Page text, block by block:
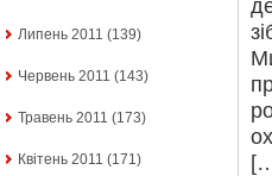
Липень 2011 (139)
Червень 2011 (143)
Травень 2011 (173)
Квітень 2011 (171)